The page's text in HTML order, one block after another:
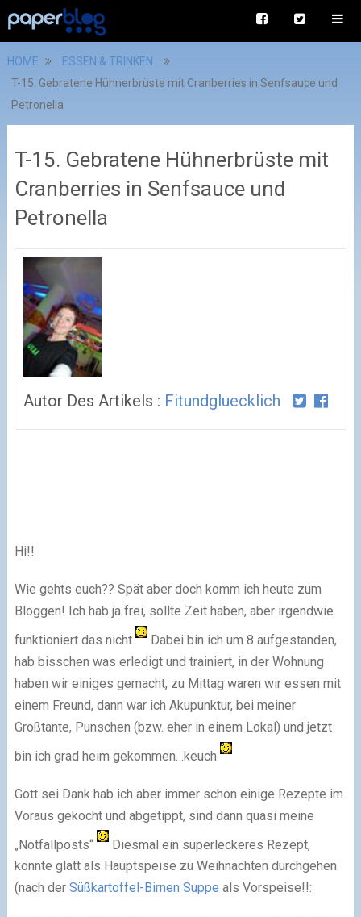
HOME
ESSEN & TRINKEN
T-15. Gebratene Hühnerbrüste mit Cranberries in Senfsauce und
Petronella
T-15. Gebratene Hühnerbrüste mit
Cranberries in Senfsauce und
Petronella
Autor Des Artikels : Fitundgluecklich
Hi!!
Wie gehts euch?? Spät aber doch komm ich heute zum
Bloggen! Ich hab ja frei, sollte Zeit haben, aber irgendwie
funktioniert das nicht
Dabei bin ich um 8 aufgestanden,
hab bisschen was erledigt und trainiert, in der Wohnung
haben wir einiges gemacht, zu Mittag waren wir essen mit
einem Freund, dann war ich Akupunktur, bei meiner
Großtante, Punschen (bzw. eher in einem Lokal) und jetzt
bin ich grad heim gekommen…keuch
Gott sei Dank hab ich aber immer schon einige Rezepte im
Voraus gekocht und abgetippt, sind dann quasi meine
„Notfallposts“
Diesmal ein superleckeres Rezept,
könnte glatt als Hauptspeise zu Weihnachten durchgehen
(nach der Süßkartoffel-Birnen Suppe als Vorspeise!!: